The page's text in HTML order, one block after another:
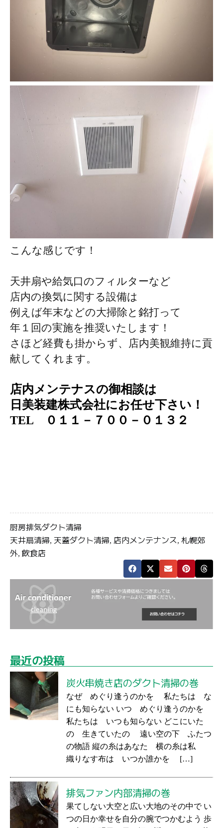
こんな感じです！
天井扇や給気口のフィルターなど
店内の換気に関する設備は
例えば年末などの大掃除と銘打って
年１回の実施を推奨いたします！
さほど経費も掛からず、店内美観維持に貢
献してくれます。
店内メンテナスの御相談は
日美装建株式会社にお任せ下さい！
TEL ０１１－７００－０１３２
厨房排気ダクト清掃
天井扇清掃, 天蓋ダクト清掃, 店内メンテナンス, 札幌郊
外, 飲食店
最近の投稿
炭火串焼き店のダクト清掃の巻
なぜ めぐり逢うのかを 私たちは な
にも知らない いつ めぐり逢うのかを
私たちは いつも知らない どこにいた
の 生きていたの 遠い空の下 ふたつ
の物語 縦の糸はあなた 横の糸は私
織りなす布は いつか誰かを […]
排気ファン内部清掃の巻
果てしない大空と広い大地のその中で い
つの日か幸せを自分の腕でつかむよう 歩